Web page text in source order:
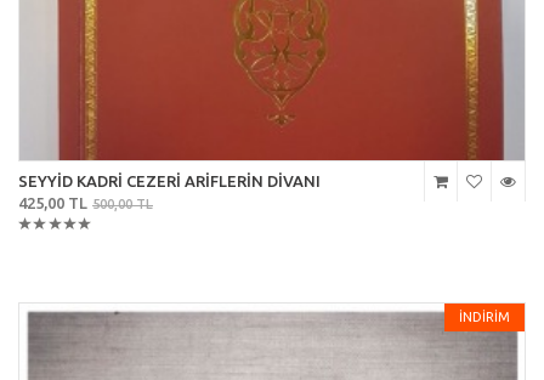
SEYYİD KADRİ CEZERİ ARİFLERİN DİVANI
425,00 TL
500,00 TL
İNDİRİM